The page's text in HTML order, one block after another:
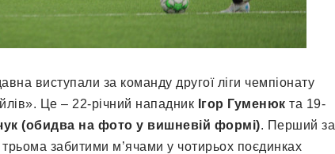
виступали за команду другої ліги чемпіонату
Це – 22-річний нападник Ігор Гуменюк та 19-
(обидва на фото у вишневій формі). Перший за
забитими м’ячами у чотирьох поєдинках